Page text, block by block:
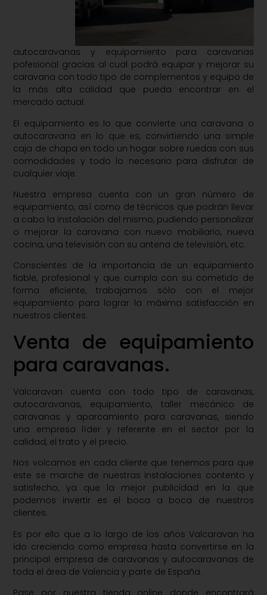
autocaravanas y equipamiento para caravanas
pofesional gracias al cual podrá equipar y mejorar su
caravana con todo tipo de complementos y equipo de
la más alta calidad que pueda encontrar en el
mercado actual.
El equipamiento es lo que convierte una caravana o
autocaravana en lo que es, convirtiendo una simple
caja de chapa en todo un hogar sobre ruedas con sus
comodidades y todo lo necesario para disfrutar de
cualquier viaje.
Nuestra empresa cuenta con un gran número de
equipamiento, así como de técnicos que podrán llevar
a cabo la instalación del mismo, pudiendo personalizar
o mejorar la caravana con nuevo mobiliario, nueva
cocina, una televisión con su antena de televisión, etc.
Conscientes de la importancia de un equipamiento
fiable, profesional y que cumpla con su cometido de
forma eficiente, trabajamos sólo con el mejor
equipamiento para lograr la máxima satisfacción en
nuestros clientes.
Venta de equipamiento
para caravanas.
Valcaravan cuenta con todo tipo de caravanas,
autocaravanas, equipamiento, taller mecánico de
caravanas y aparcamiento para caravanas, siendo
una empresa líder y referente en el sector por la
calidad, el trato y el precio.
Nos volcamos en cada cliente que tenemos para que
este se marche de nuestras instalaciones contento y
satisfecho, ya que la mejor publicidad en la que
podemos invertir es el boca a boca de nuestros
clientes.
Es por ello que a lo largo de los años Valcaravan ha
ido creciendo como empresa hasta convertirse en la
principal empresa de caravanas y autocaravanas de
toda el área de Valencia y parte de España.
Pase por nuestra tienda online donde encontrará